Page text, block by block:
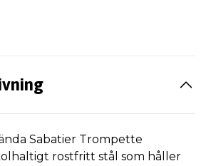
Sabatier Trompette
rostfritt stål som håller